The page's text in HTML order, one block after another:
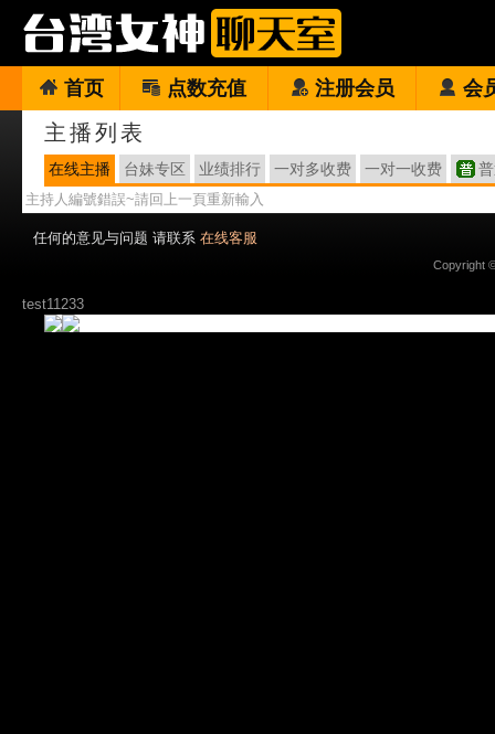
首页 点数充值 注册会员 会
主播列表
在线主播 台妹专区 业绩排行 一对多收费 一对一收费
主持人編號錯誤~請回上一頁重新輸入
任何的意见与问题 请联系 在线客服
Copyright
test11233